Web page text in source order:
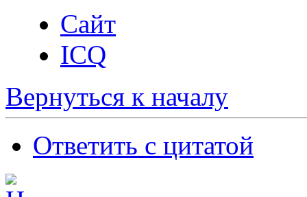
Сайт
ICQ
Вернуться к началу
Ответить с цитатой